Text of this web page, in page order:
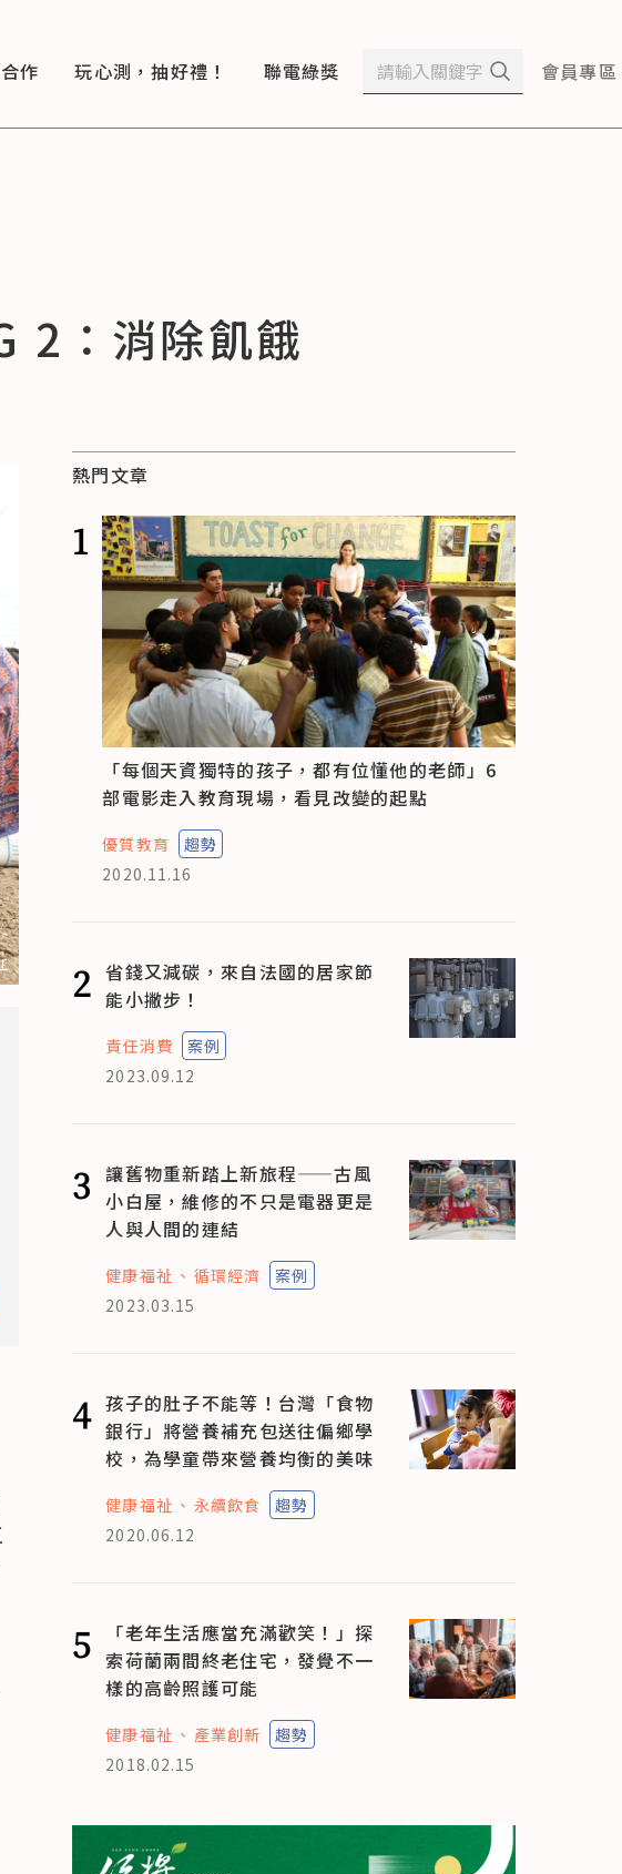
作 玩心測，抽好禮！ 聯電綠獎 會員專區
2：消除飢餓
熱門文章
1
「每個天資獨特的孩子，都有位懂他的老師」6
部電影走入教育現場，看見改變的起點
優質教育
趨勢
2020.11.16
2 省錢又減碳，來自法國的居家節
能小撇步！
責任消費
案例
2023.09.12
3
讓舊物重新踏上新旅程——古風
小白屋，維修的不只是電器更是
人與人間的連結
健康福祉 循環經濟
案例
2023.03.15
4 孩子的肚子不能等！台灣「食物
銀行」將營養補充包送往偏鄉學
校，為學童帶來營養均衡的美味
健康福祉 永續飲食
趨勢
2020.06.12
5
「老年生活應當充滿歡笑！」探
索荷蘭兩間終老住宅，發覺不一
樣的高齡照護可能
健康福祉 產業創新
趨勢
2018.02.15